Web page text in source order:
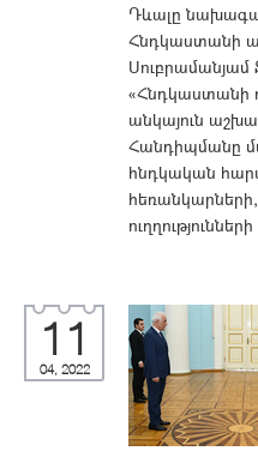
Դևալը
Հնդկաստանի
«Հնդկաստանի
անկայուն
Հանդիպմանը
հնդկական
11
04, 2022